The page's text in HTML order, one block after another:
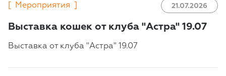
Мероприятия 21.07.2026
Выставка кошек от клуба "Астра" 19.07
Выставка от клуба "Астра" 19.07